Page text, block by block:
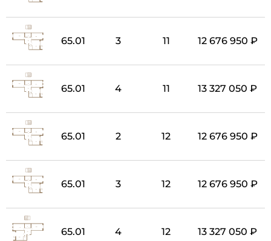
65.01 3 11 12 676 950 ₽
65.01 4 11 13 327 050 ₽
65.01 2 12 12 676 950 ₽
65.01 3 12 12 676 950 ₽
65.01 4 12 13 327 050 ₽